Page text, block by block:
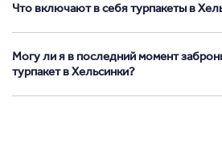
Что включают в себя турпакеты в
Могу ли я в последний момент
турпакет в Хельсинки?